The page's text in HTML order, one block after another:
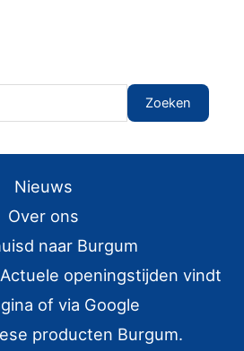
Zoeken
Nieuws
Over ons
naar Burgum
openingstijden vindt
of via Google
producten Burgum.